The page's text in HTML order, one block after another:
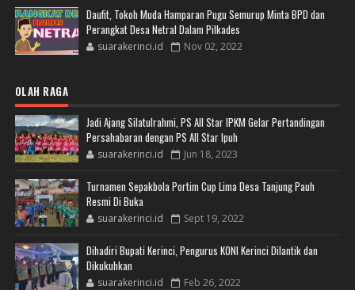
Daufit, Tokoh Muda Hamparan Pugu Semurup Minta BPD dan
Perangkat Desa Netral Dalam Pilkades
suarakerinci.id Nov 02, 2022
OLAH RAGA
Jadi Ajang Silatulrahmi, PS All Star IPKM Gelar Pertandingan
Persahabaran dengan PS All Star Ipuh
suarakerinci.id Jun 18, 2023
Turnamen Sepakbola Portim Cup Lima Desa Tanjung Pauh
Resmi Di Buka
suarakerinci.id Sept 19, 2022
Dihadiri Bupati Kerinci, Pengurus KONI Kerinci Dilantik dan
Dikukuhkan
suarakerinci.id Feb 26, 2022